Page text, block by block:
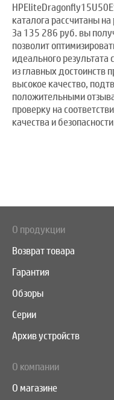
каталога рассчитаны
За 135 286 руб. вы
позволит
идеального
из главных достоинств
высокое качество,
положительными
проверку на
качества и
О продукции
Возврат товара
Гарантия
Обзоры
Серии
Архив устройств
О компании
О магазине